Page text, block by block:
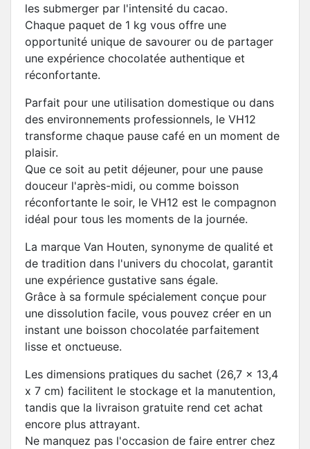
les submerger par l'intensité du cacao.
Chaque paquet de 1 kg vous offre une
opportunité unique de savourer ou de partager
une expérience chocolatée authentique et
réconfortante.
Parfait pour une utilisation domestique ou dans
des environnements professionnels, le VH12
transforme chaque pause café en un moment de
plaisir.
Que ce soit au petit déjeuner, pour une pause
douceur l'après-midi, ou comme boisson
réconfortante le soir, le VH12 est le compagnon
idéal pour tous les moments de la journée.
La marque Van Houten, synonyme de qualité et
de tradition dans l'univers du chocolat, garantit
une expérience gustative sans égale.
Grâce à sa formule spécialement conçue pour
une dissolution facile, vous pouvez créer en un
instant une boisson chocolatée parfaitement
lisse et onctueuse.
Les dimensions pratiques du sachet (26,7 x 13,4
x 7 cm) facilitent le stockage et la manutention,
tandis que la livraison gratuite rend cet achat
encore plus attrayant.
Ne manquez pas l'occasion de faire entrer chez